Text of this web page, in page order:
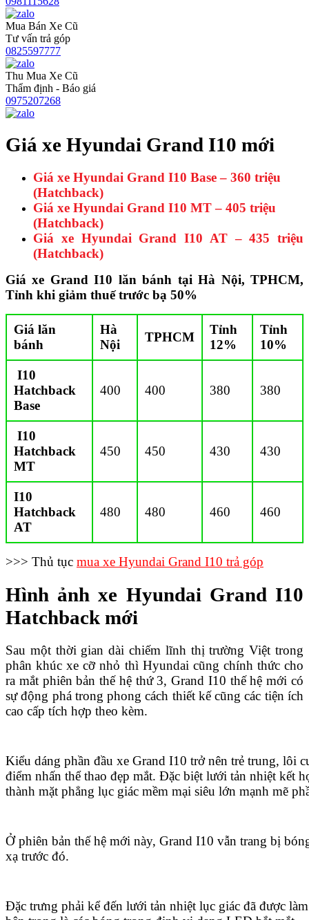
Mua Bán Xe Cũ
Tư vấn trả góp
0825597777
Thu Mua Xe Cũ
Thẩm định - Báo giá
0975207268
Giá xe Hyundai Grand I10 mới
Giá xe Hyundai Grand I10 Base – 360 triệu
(Hatchback)
Giá xe Hyundai Grand I10 MT – 405 triệu
(Hatchback)
Giá xe Hyundai Grand I10 AT – 435 triệu
(Hatchback)
Giá xe Grand I10 lăn bánh tại Hà Nội, TPHCM,
Tỉnh khi giảm thuế trước bạ 50%
Giá lăn
bánh
Hà
Nội
TPHCM
Tỉnh
12%
Tỉnh
10%
I10
Hatchback
Base
400 400 380 380
I10
Hatchback
MT
450 450 430 430
I10
Hatchback
AT
480 480 460 460
>>> Thủ tục mua xe Hyundai Grand I10 trả góp
Hình ảnh xe Hyundai Grand I10
Hatchback mới
Sau một thời gian dài chiếm lĩnh thị trường Việt trong
phân khúc xe cỡ nhỏ thì Hyundai cũng chính thức cho
ra mắt phiên bản thế hệ thứ 3, Grand I10 thế hệ mới có
sự động phá trong phong cách thiết kế cũng các tiện ích
cao cấp tích hợp theo kèm.
Kiểu dáng phần đầu xe Grand I10 trở nên trẻ trung, lôi
điểm nhấn thể thao đẹp mắt. Đặc biệt lưới tản nhiệt kết
thành mặt phẳng lục giác mềm mại siêu lớn mạnh mẽ
Ở phiên bản thế hệ mới này, Grand I10 vẫn trang bị
xạ trước đó.
Đặc trưng phải kể đến lưới tản nhiệt lục giác đã được